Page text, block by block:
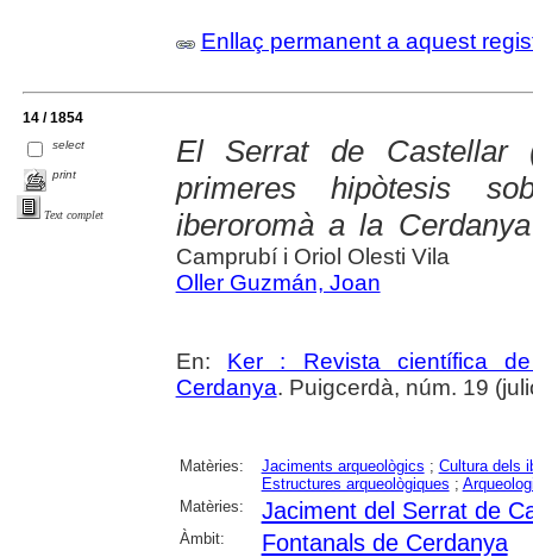
Enllaç permanent a aquest
14 / 1854
select
print
Text complet
El Serrat de Castellar
primeres hipòtesis
iberoromà a la Cerdanya
Camprubí i Oriol Olesti Vila
Oller Guzmán, Joan
En: Ker : Revista científica
Cerdanya. Puigcerdà, núm. 19
Matèries: Jaciments arqueològics ; Cultura dels
Estructures arqueològiques ;
Matèries:
Jaciment del Serrat de
Àmbit: Fontanals de Cerdanya